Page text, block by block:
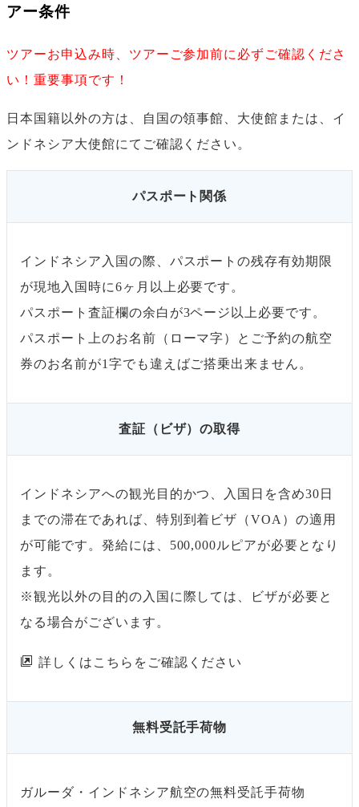
アー条件
ツアーお申込み時、ツアーご参加前に必ずご確認くださ
い！重要事項です！
日本国籍以外の方は、自国の領事館、大使館または、イ
ンドネシア大使館にてご確認ください。
パスポート関係
インドネシア入国の際、パスポートの残存有効期限
が現地入国時に6ヶ月以上必要です。
パスポート査証欄の余白が3ページ以上必要です。
パスポート上のお名前（ローマ字）とご予約の航空
券のお名前が1字でも違えばご搭乗出来ません。
査証（ビザ）の取得
インドネシアへの観光目的かつ、入国日を含め30日
までの滞在であれば、特別到着ビザ（VOA）の適用
が可能です。発給には、500,000ルピアが必要となり
ます。
※観光以外の目的の入国に際しては、ビザが必要と
なる場合がございます。
詳しくはこちらをご確認ください
無料受託手荷物
ガルーダ・インドネシア航空の無料受託手荷物